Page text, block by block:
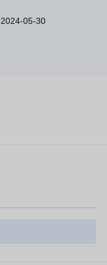
2024-05-30